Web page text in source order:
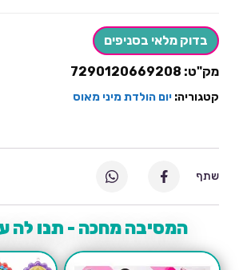
יחידות
בדוק מלאי בסניפים
מק"ט: 7290120669208
קטגוריה: יום הולדת מיני מאוס
המסיבה מחכה - תנו לה
שתף